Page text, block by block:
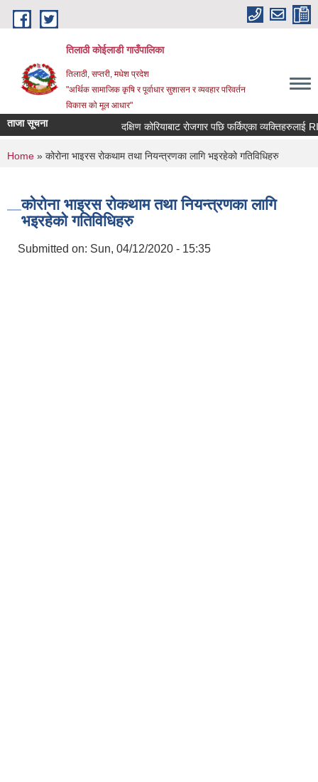
Skip to main content
तिलाठी कोईलाडी गाउँपालिका
तिलाठी, सप्तरी, मधेश प्रदेश
"अर्थिक सामाजिक कृषि र पूर्वाधार सुशासन र व्यवहार परिवर्तन
विकास को मूल आधार"
ताजा सूचना दक्षिण कोरियाबाट रोजगार पछि फर्किएका
You are here
Home » कोरोना भाइरस रोकथाम तथा नियन्त्रणका लागि भइरहेको गतिविधिहरु
कोरोना भाइरस रोकथाम तथा नियन्त्रणका लागि
भइरहेको गतिविधिहरु
Submitted on: Sun, 04/12/2020 - 15:35